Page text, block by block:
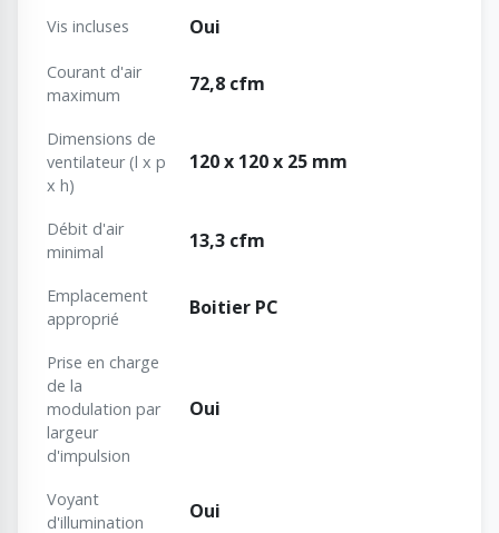
Vis incluses Oui
Courant d'air
maximum
72,8 cfm
Dimensions de
ventilateur (l x p
x h)
120 x 120 x 25 mm
Débit d'air
minimal
13,3 cfm
Emplacement
approprié
Boitier PC
Prise en charge
de la
modulation par
largeur
d'impulsion
Oui
Voyant
d'illumination
Oui